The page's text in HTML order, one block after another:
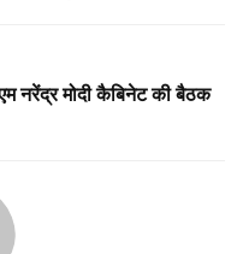
मोदी कैबिनेट की बैठक